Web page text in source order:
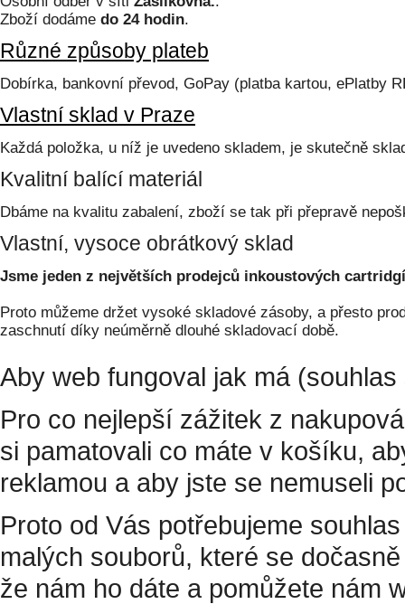
Zboží dodáme do 24 hodin.
Různé způsoby plateb
Dobírka, bankovní převod, GoPay (platba kartou, ePlatby
Vlastní sklad v Praze
Každá položka, u níž je uvedeno skladem, je skutečně
Kvalitní balící materiál
Dbáme na kvalitu zabalení, zboží se tak při přepravě
Vlastní, vysoce obrátkový sklad
Jsme jeden z největších prodejců inkoustových
Proto můžeme držet vysoké skladové zásoby, a přesto
zaschnutí díky neúměrně dlouhé skladovací době.
Aby web fungoval jak má
Pro co nejlepší zážitek z
si pamatovali co máte v košíku,
reklamou a aby jste se nemuseli
Proto od Vás potřebujeme
malých souborů, které se
že nám ho dáte a pomůžete nám